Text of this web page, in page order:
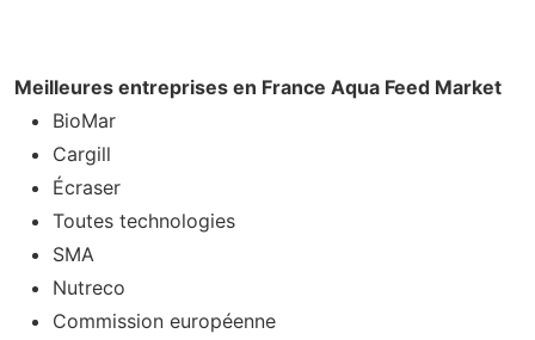
Meilleures entreprises en France Aqua Feed Market
BioMar
Cargill
Écraser
Toutes technologies
SMA
Nutreco
Commission européenne